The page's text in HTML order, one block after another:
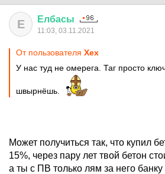
Е Елбасы
11:03, 03.11.2021
От пользователя Хех
У нас туд не омерега. Таг просто
швырнёшь.
Может получиться так, что купил
15%, через пару лет твой бетон
а ты с ПВ только лям за него банку